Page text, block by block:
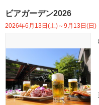
ビアガーデン2026
2026年6月13日(土)～9月13日(日)